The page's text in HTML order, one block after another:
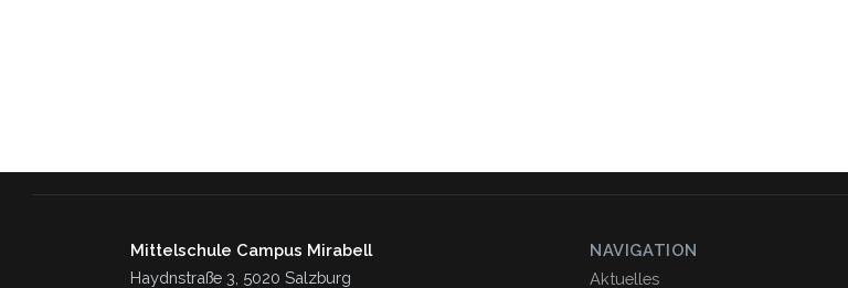
Mittelschule Campus Mirabell
Haydnstraße 3, 5020 Salzburg
NAVIGATION
Aktuelles